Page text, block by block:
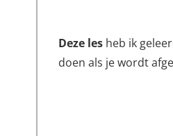
Deze les heb ik
doen als je wordt